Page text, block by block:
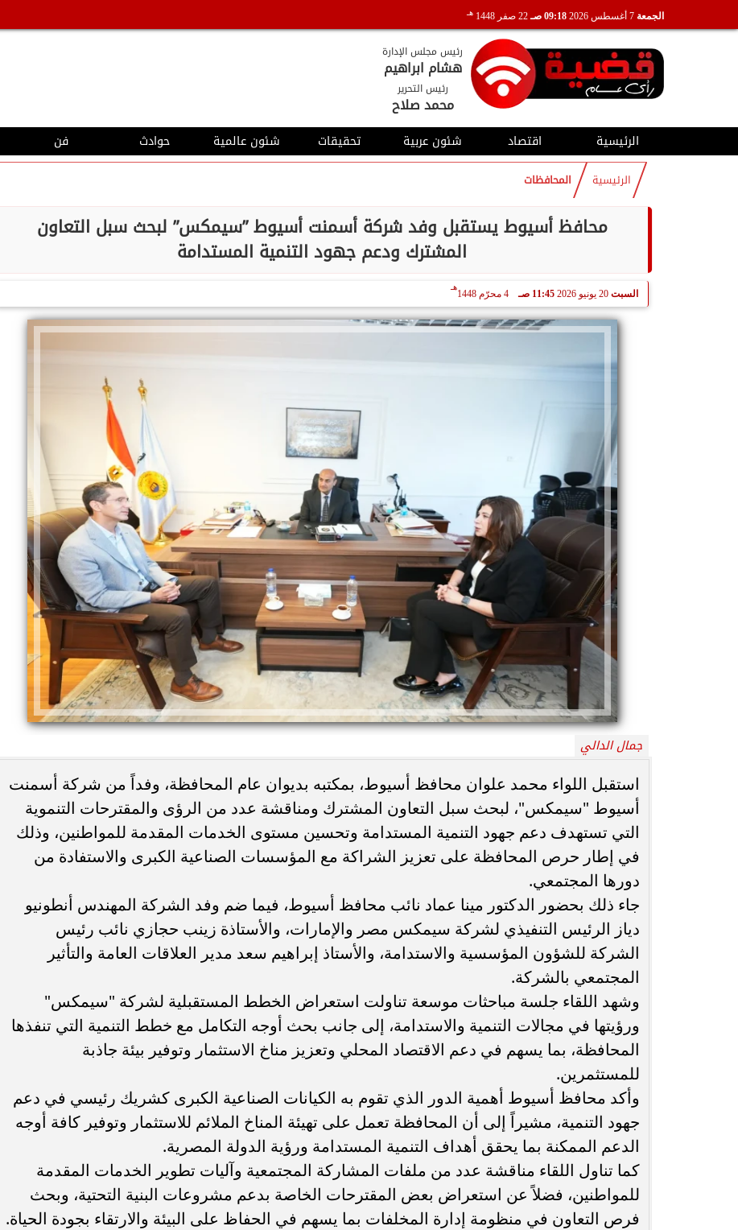
الجمعة 09:18 صـ 22 صفر 1448 هـ
رئيس مجلس الإدارة
هشام ابراهيم
رئيس التحرير
محمد صلاح
الرئيسية اقتصاد شئون عربية تحقيقات شئون عالمية حوادث فن
الرئيسية المحافظات
محافظ أسيوط يستقبل وفد شركة أسمنت أسيوط ”سيمكس” لبحث سبل التعاون
المشترك ودعم جهود التنمية المستدامة
السبت 20 يونيو 2026 11:45 صـ 4 محرّم 1448
هـ
جمال الدالي
استقبل اللواء محمد علوان محافظ أسيوط، بمكتبه بديوان عام المحافظة، وفداً من شركة أسمنت
أسيوط "سيمكس"، لبحث سبل التعاون المشترك ومناقشة عدد من الرؤى والمقترحات التنموية
التي تستهدف دعم جهود التنمية المستدامة وتحسين مستوى الخدمات المقدمة للمواطنين، وذلك
في إطار حرص المحافظة على تعزيز الشراكة مع المؤسسات الصناعية الكبرى والاستفادة من
دورها المجتمعي.
جاء ذلك بحضور الدكتور مينا عماد نائب محافظ أسيوط، فيما ضم وفد الشركة المهندس أنطونيو
دياز الرئيس التنفيذي لشركة سيمكس مصر والإمارات، والأستاذة زينب حجازي نائب رئيس
الشركة للشؤون المؤسسية والاستدامة، والأستاذ إبراهيم سعد مدير العلاقات العامة والتأثير
المجتمعي بالشركة.
وشهد اللقاء جلسة مباحثات موسعة تناولت استعراض الخطط المستقبلية لشركة "سيمكس"
ورؤيتها في مجالات التنمية والاستدامة، إلى جانب بحث أوجه التكامل مع خطط التنمية التي تنفذها
المحافظة، بما يسهم في دعم الاقتصاد المحلي وتعزيز مناخ الاستثمار وتوفير بيئة جاذبة
للمستثمرين.
وأكد محافظ أسيوط أهمية الدور الذي تقوم به الكيانات الصناعية الكبرى كشريك رئيسي في دعم
جهود التنمية، مشيراً إلى أن المحافظة تعمل على تهيئة المناخ الملائم للاستثمار وتوفير كافة أوجه
الدعم الممكنة بما يحقق أهداف التنمية المستدامة ورؤية الدولة المصرية.
كما تناول اللقاء مناقشة عدد من ملفات المشاركة المجتمعية وآليات تطوير الخدمات المقدمة
للمواطنين، فضلاً عن استعراض بعض المقترحات الخاصة بدعم مشروعات البنية التحتية، وبحث
فرص التعاون في منظومة إدارة المخلفات بما يسهم في الحفاظ على البيئة والارتقاء بجودة الحياة.
محافظ أسيوط : حملات مكثفة لرفع
الإشغالات بحي شرق لإعادة الانضباط
وتحقيق...
رحلت في أثناء أداء رسالتها.. وفاة ممرضة
بمستشفى بني عبيد والأهالي ينعونها
محافظ القاهرة يعتمد جدول إمتحانات الدور
الثاني للعام الدراسي ٢٠٢٥...